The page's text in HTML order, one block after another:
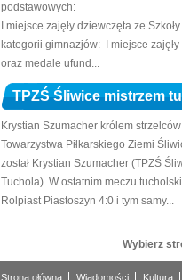
podstawowych:
I miejsce zajęły dziewczęta ze
kategorii gimnazjów: I miejsce
oraz medale ufund...
TPZŚ Śliwice mistrzem
Krystian Szumacher królem
Towarzystwa Piłkarskiego Ziemi
został Krystian Szumacher (TPZŚ
Tuchola). W ostatnim meczu
Rolpiast Piastoszyn 4:0 i tym samy...
Wybierz
Strona główna Wiadomości Kultura